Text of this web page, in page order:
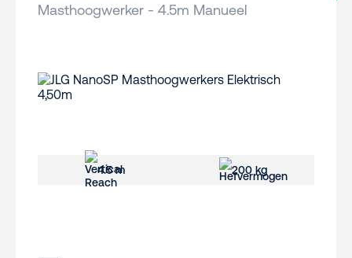
Masthoogwerker - 4.5m Manueel
4.5 m 200 kg